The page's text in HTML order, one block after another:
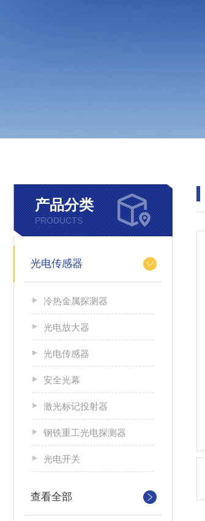
产品分类
PRODUCTS
光电传感器
冷热金属探测器
光电放大器
光电传感器
安全光幕
激光标记投射器
钢铁重工光电探测器
光电开关
查看全部